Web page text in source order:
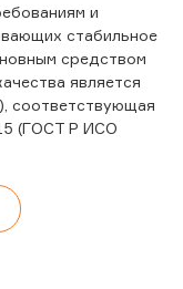
и
стабильное
средством
является
соответствующая
(ГОСТ Р ИСО